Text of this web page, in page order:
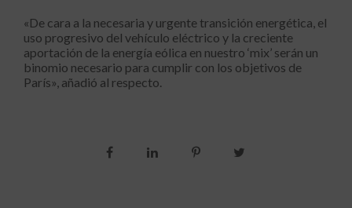
«De cara a la necesaria y urgente transición energética, el
uso progresivo del vehículo eléctrico y la creciente
aportación de la energía eólica en nuestro ‘mix’ serán un
binomio necesario para cumplir con los objetivos de
París», añadió al respecto.